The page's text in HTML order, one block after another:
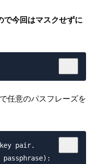
今回はマスクせずに
任意のパスフレーズを
pair.